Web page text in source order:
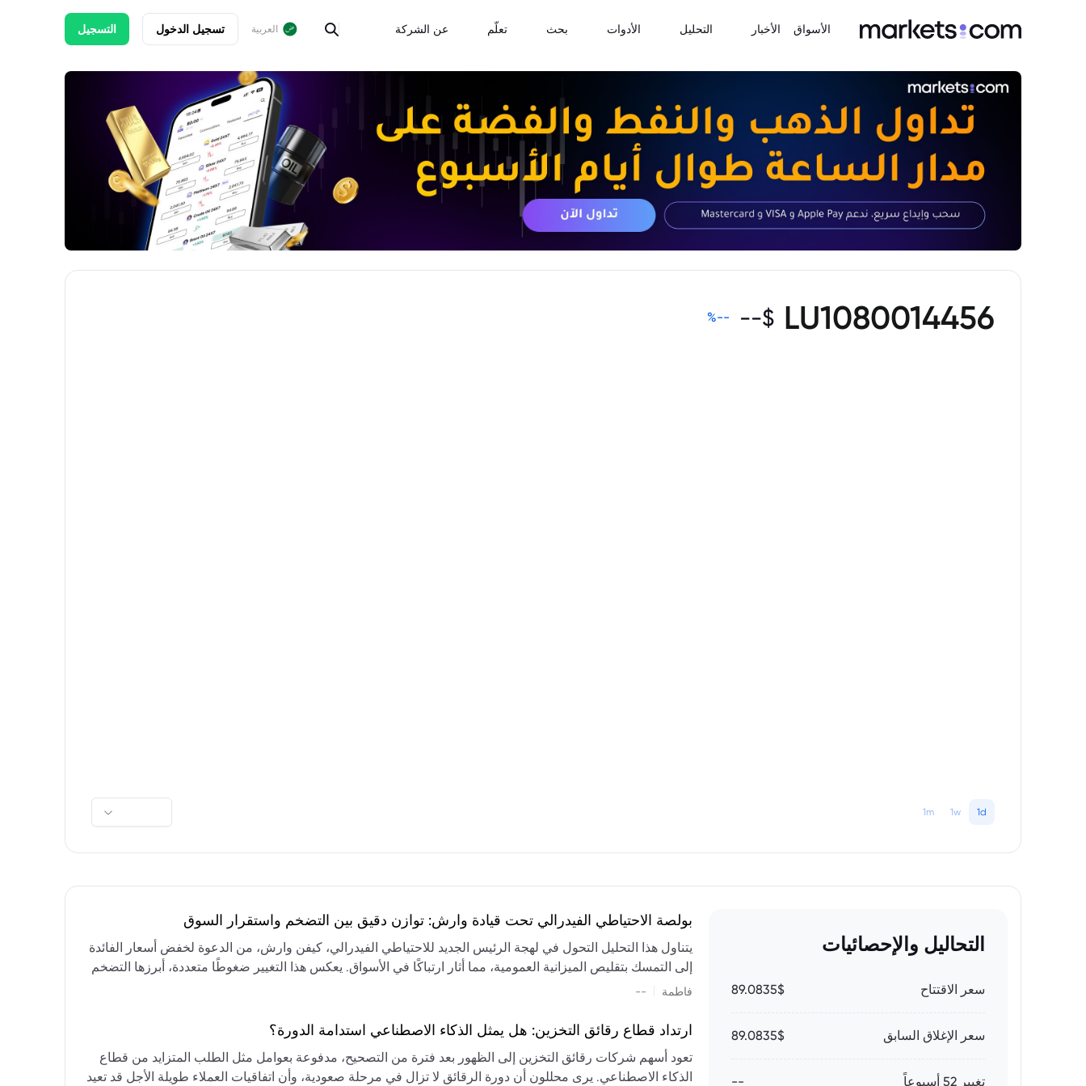
الأسواق الأخبار التحليل الأدوات بحث تعلّم عن الشركة العربية تسجيل الدخول التسجيل
LU1080014456
$
--
--
%
1d
1w
1m
التحاليل والإحصائيات
سعر الاقتتاح 89.0835$
سعر الإغلاق السابق 89.0835$
تغيير 52 أسبوعاً --
بولصة الاحتياطي الفيدرالي تحت قيادة وارش: توازن دقيق بين التضخم واستقرار السوق
يتناول هذا التحليل التحول في لهجة الرئيس الجديد للاحتياطي الفيدرالي، كيفن وارش، من الدعوة لخفض أسعار الفائدة
إلى التمسك بتقليص الميزانية العمومية، مما أثار ارتباكًا في الأسواق. يعكس هذا التغيير ضغوطًا متعددة، أبرزها التضخم
المستمر، والعجز المالي الكبير، والتوترات الجيوسياسية في الشرق الأوسط، التي تقيد خيارات خفض الفائدة أو خفض
وتجنب التدابير الاستفزازية التي قد تزعزع استقرار السوق.
فاطمة --
ارتداد قطاع رقائق التخزين: هل يمثل الذكاء الاصطناعي استدامة الدورة؟
تعود أسهم شركات رقائق التخزين إلى الظهور بعد فترة من التصحيح، مدفوعة بعوامل مثل الطلب المتزايد من قطاع
الذكاء الاصطناعي. يرى محللون أن دورة الرقائق لا تزال في مرحلة صعودية، وأن اتفاقيات العملاء طويلة الأجل قد تعيد